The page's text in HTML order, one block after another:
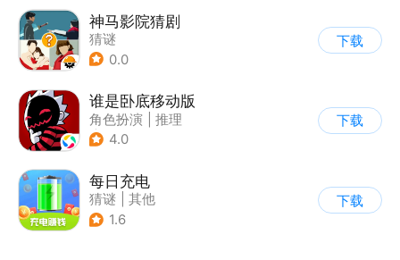
神马影院猜剧
猜谜
0.0
下载
谁是卧底移动版
角色扮演
推理
| 谁是卧底
4.0
下载
每日充电
猜谜
其他
1.6
下载